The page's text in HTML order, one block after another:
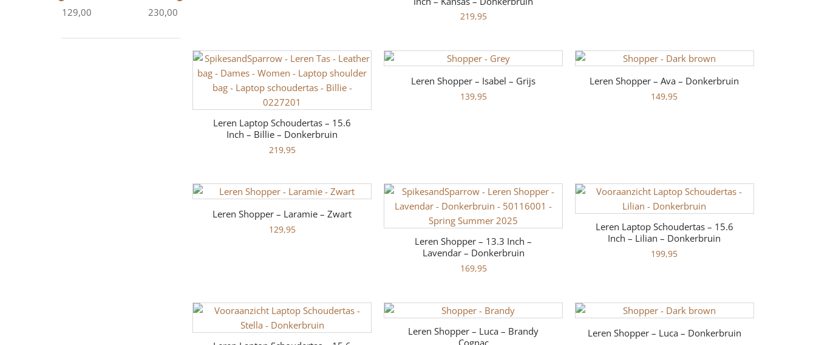
129,00 230,00 219,95
Leren Laptop Schoudertas – 15.6
Inch – Billie – Donkerbruin
219,95
Leren Shopper – Isabel – Grijs
139,95
Leren Shopper – Ava – Donkerbruin
149,95
Leren Shopper – Laramie – Zwart
129,95
Leren Shopper – 13.3 Inch –
Lavendar – Donkerbruin
169,95
Leren Laptop Schoudertas – 15.6
Inch – Lilian – Donkerbruin
199,95
Leren Shopper – Luca – Brandy
Cognac
Leren Shopper – Luca – Donkerbruin